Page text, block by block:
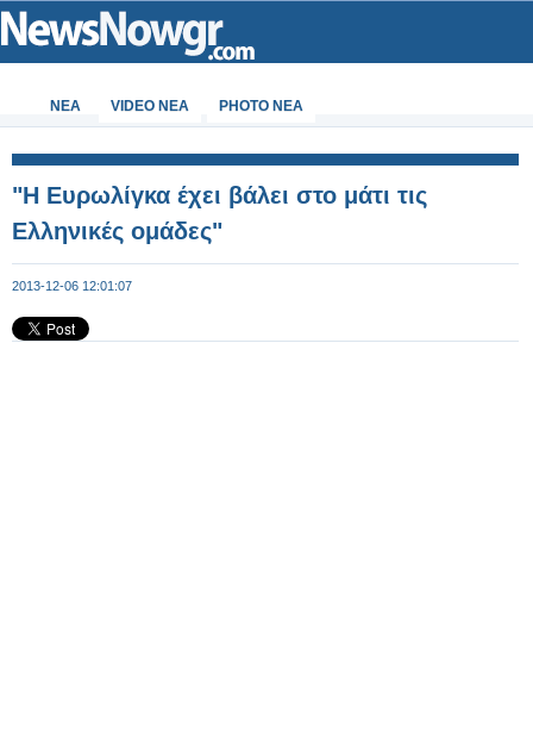
ΝΕΑ VIDEO NEA PHOTO NEA
"Η Ευρωλίγκα έχει βάλει στο μάτι τις
Ελληνικές ομάδες"
2013-12-06 12:01:07